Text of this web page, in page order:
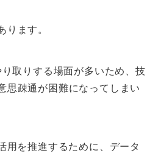
ります。
取りする場面が多いため、技
思疎通が困難になってしまい
用を推進するために、データ